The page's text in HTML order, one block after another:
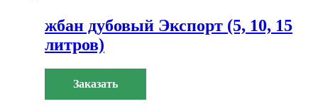
жбан дубовый Экспорт (5, 10, 15
литров)
Заказать